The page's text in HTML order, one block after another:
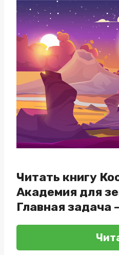
Читать книгу
Академия для
Главная задача